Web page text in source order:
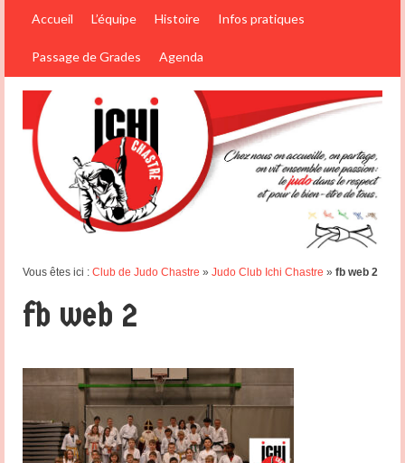
Accueil L’équipe Histoire Infos pratiques
Passage de Grades Agenda
Vous êtes ici : Club de Judo Chastre » Judo Club Ichi Chastre » fb web 2
fb web 2